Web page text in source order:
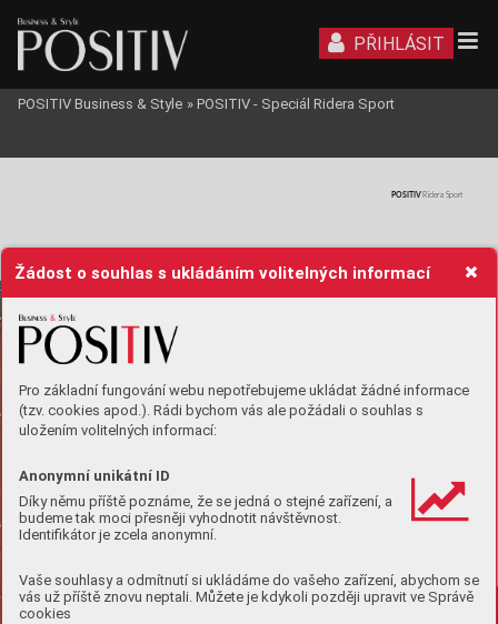
Žádost o souhlas s ukládáním volitelných informací
Pro základní fungování webu nepotřebujeme ukládat žádné informace
(tzv. cookies apod.). Rádi bychom vás ale požádali o souhlas s
uložením volitelných informací:
Anonymní unikátní ID
Díky němu příště poznáme, že se jedná o stejné zařízení, a
budeme tak moci přesněji vyhodnotit návštěvnost.
Identifikátor je zcela anonymní.
Vaše souhlasy a odmítnutí si ukládáme do vašeho zařízení, abychom se
vás už příště znovu neptali. Můžete je kdykoli později upravit ve Správě
cookies
POSITIV Ridera Sport
PŘIHLÁSIT
POSITIV Business & Style » POSITIV - Speciál Ridera Sport